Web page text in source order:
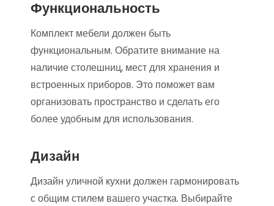
Функциональность
Комплект мебели должен быть
функциональным. Обратите внимание на
наличие столешниц, мест для хранения и
встроенных приборов. Это поможет вам
организовать пространство и сделать его
более удобным для использования.
Дизайн
Дизайн уличной кухни должен гармонировать
с общим стилем вашего участка. Выбирайте